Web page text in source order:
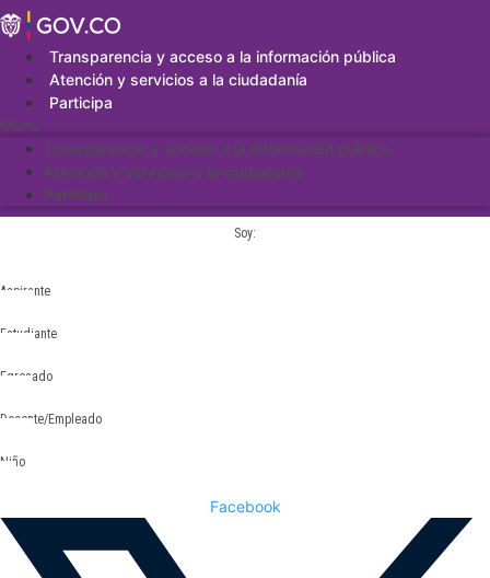
Saltar
al
contenidoTransparencia y acceso a la información pública
Atención y servicios a la ciudadanía
Participa
Menu
Transparencia y acceso a la información pública
Atención y servicios a la ciudadanía
Participa
Soy:
Aspirante
Estudiante
Egresado
Docente/Empleado
Niño
Facebook